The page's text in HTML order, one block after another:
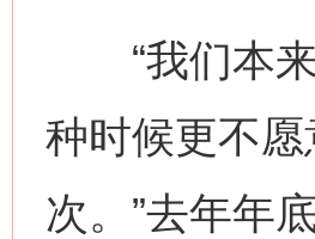
“我们本来
种时候更不
次。”去年年